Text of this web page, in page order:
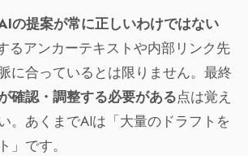
の提案が常に正しいわけではない
るアンカーテキストや内部リンク先
に合っているとは限りません。最終
確認・調整する必要がある点は覚え
。あくまでAIは「大量のドラフトを
」です。